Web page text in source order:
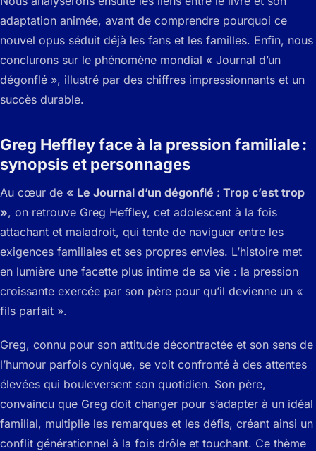
adaptation animée, avant de comprendre pourquoi ce
nouvel opus séduit déjà les fans et les familles. Enfin, nous
conclurons sur le phénomène mondial « Journal d’un
dégonflé », illustré par des chiffres impressionnants et un
succès durable.
Greg Heffley face à la pression familiale :
synopsis et personnages
Au cœur de « Le Journal d’un dégonflé : Trop c’est trop
», on retrouve Greg Heffley, cet adolescent à la fois
attachant et maladroit, qui tente de naviguer entre les
exigences familiales et ses propres envies. L’histoire met
en lumière une facette plus intime de sa vie : la pression
croissante exercée par son père pour qu’il devienne un «
fils parfait ».
Greg, connu pour son attitude décontractée et son sens de
l’humour parfois cynique, se voit confronté à des attentes
élevées qui bouleversent son quotidien. Son père,
convaincu que Greg doit changer pour s’adapter à un idéal
familial, multiplie les remarques et les défis, créant ainsi un
conflit générationnel à la fois drôle et touchant. Ce thème